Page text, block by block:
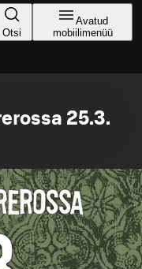
Otsi
Avatud
mobiilimenüü
25.3.